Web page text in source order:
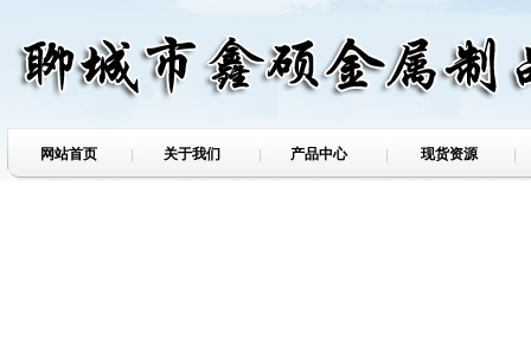
网站首页 关于我们 产品中心 现货资源